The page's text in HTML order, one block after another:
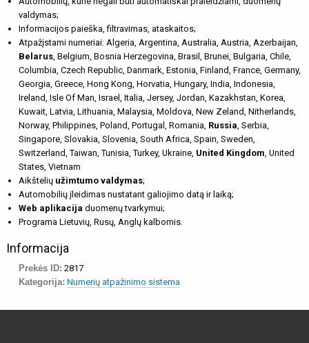
valdymas;
Informacijos paieška, filtravimas, ataskaitos;
Atpažįstami numeriai: Algeria, Argentina, Australia, Austria, Azerbaijan,
Belarus, Belgium, Bosnia Herzegovina, Brasil, Brunei, Bulgaria, Chile,
Columbia, Czech Republic, Danmark, Estonia, Finland, France, Germany,
Georgia, Greece, Hong Kong, Horvatia, Hungary, India, Indonesia,
Ireland, Isle Of Man, Israel, Italia, Jersey, Jordan, Kazakhstan, Korea,
Kuwait, Latvia, Lithuania, Malaysia, Moldova, New Zeland, Nitherlands,
Norway, Philippines, Poland, Portugal, Romania, Russia, Serbia,
Singapore, Slovakia, Slovenia, South Africa, Spain, Sweden,
Switzerland, Taiwan, Tunisia, Turkey, Ukraine, United Kingdom, United
States, Vietnam
Aikštelių užimtumo valdymas;
Automobilių įleidimas nustatant galiojimo datą ir laiką;
Web aplikacija duomenų tvarkymui;
Programa Lietuvių, Rusų, Anglų kalbomis.
Informacija
Prekės ID: 2817
Kategorija: Numerių atpažinimo sistema